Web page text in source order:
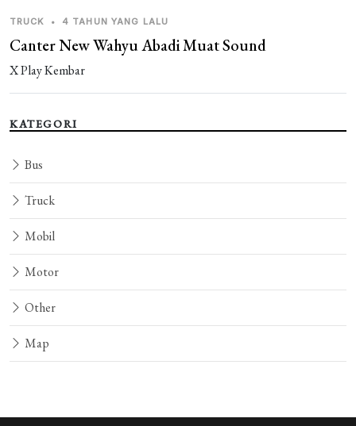
TRUCK • 4 TAHUN YANG LALU
Canter New Wahyu Abadi Muat Sound
X Play Kembar
KATEGORI
Bus
Truck
Mobil
Motor
Other
Map